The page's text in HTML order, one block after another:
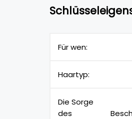
Für wen:
Haartyp:
Die Sorge
des